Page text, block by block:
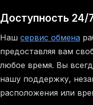
Доступность 24/
Наш сервис обмена
предоставляя вам
любое время. Вы
нашу поддержку,
расположения или